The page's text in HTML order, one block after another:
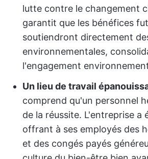
lutte contre le changement
garantit que les bénéfices
soutiendront directement
environnementales,
l'engagement
Un lieu de travail
comprend qu'un personnel
de la réussite. L'entreprise a
offrant à ses employés des
et des congés payés